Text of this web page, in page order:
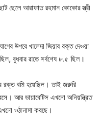
ছেলে আরাফাত রহমান কোকোর স্ত্রী
উপরে খালেদা জিয়ার রক্ত দেওয়া
বুধবার রাতে সর্বশেষ ৮.৫ ছিল।
রক্ত বমি হয়েছিল। তাই জরুরি
আর ডায়াবেটিস এখনো অনিয়ন্ত্রিত
ওঠানামা করছে।